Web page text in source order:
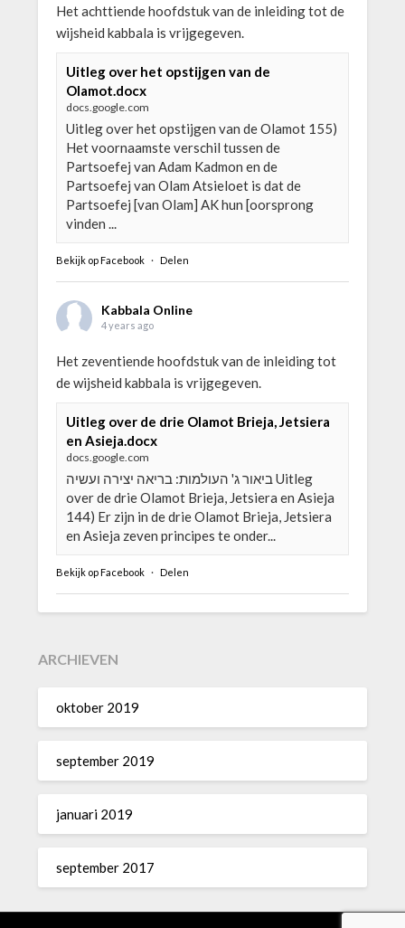
Het achttiende hoofdstuk van de inleiding tot de
wijsheid kabbala is vrijgegeven.
Uitleg over het opstijgen van de
Olamot.docx
docs.google.com
Uitleg over het opstijgen van de Olamot 155)
Het voornaamste verschil tussen de
Partsoefej van Adam Kadmon en de
Partsoefej van Olam Atsieloet is dat de
Partsoefej [van Olam] AK hun [oorsprong
vinden ...
Bekijk op Facebook · Delen
Kabbala Online
4 years ago
Het zeventiende hoofdstuk van de inleiding tot
de wijsheid kabbala is vrijgegeven.
Uitleg over de drie Olamot Brieja, Jetsiera
en Asieja.docx
docs.google.com
ביאור ג' העולמות: בריאה יצירה ועשיה Uitleg
over de drie Olamot Brieja, Jetsiera en Asieja
144) Er zijn in de drie Olamot Brieja, Jetsiera
en Asieja zeven principes te onder...
Bekijk op Facebook · Delen
ARCHIEVEN
oktober 2019
september 2019
januari 2019
september 2017